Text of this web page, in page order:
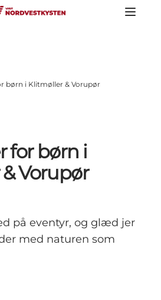
børn i Klitmøller & Vorupør
for børn i
Vorupør
på eventyr, og glæd jer
med naturen som